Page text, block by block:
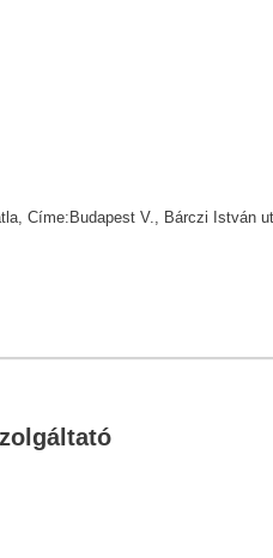
Címe:Budapest V., Bárczi István